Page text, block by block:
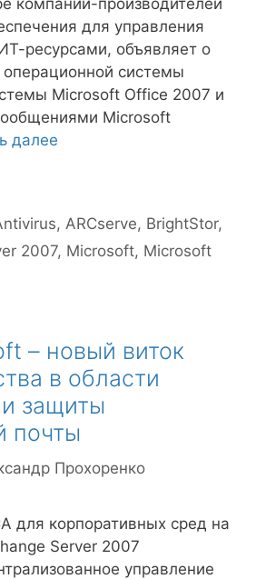
компаний-производителей
для управления
ресурсами, объявляет о
системы
Microsoft Office 2007 и
Microsoft
далее
,ARCserve, BrightStor,
2007, Microsoft, Microsoft
– новый виток
в области
защиты
почты
Прохоренко
для корпоративных сред на
Server 2007
управление